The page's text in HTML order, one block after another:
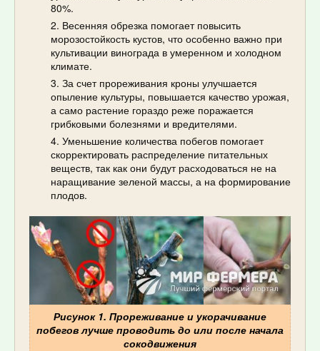
80%.
Весенняя обрезка помогает повысить
морозостойкость кустов, что особенно важно при
культивации винограда в умеренном и холодном
климате.
За счет прореживания кроны улучшается
опыление культуры, повышается качество урожая,
а само растение гораздо реже поражается
грибковыми болезнями и вредителями.
Уменьшение количества побегов помогает
скорректировать распределение питательных
веществ, так как они будут расходоваться не на
наращивание зеленой массы, а на формирование
плодов.
Рисунок 1. Прореживание и укорачивание
побегов лучше проводить до или после начала
сокодвижения